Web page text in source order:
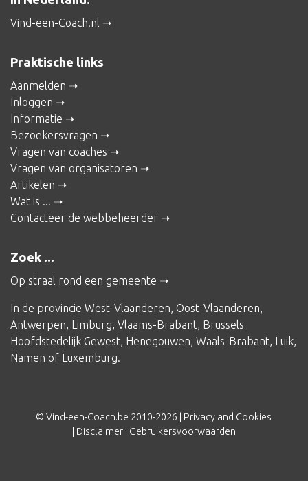
Vind-een-Coach.nl
Praktische links
Aanmelden
Inloggen
Informatie
Bezoekersvragen
Vragen van coaches
Vragen van organisatoren
Artikelen
Wat is ...
Contacteer de webbeheerder
Zoek ...
Op straal rond een gemeente
In de provincie West-Vlaanderen, Oost-Vlaanderen,
Antwerpen, Limburg, Vlaams-Brabant, Brussels
Hoofdstedelijk Gewest, Henegouwen, Waals-Brabant, Luik,
Namen of Luxemburg.
© Vind-een-Coach.be 2010-2026 | Privacy and Cookies
Disclaimer| Gebruikersvoorwaarden